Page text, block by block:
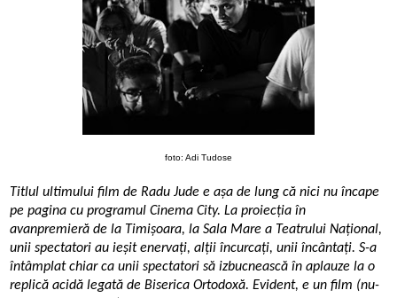
foto: Adi Tudose
Titlul ultimului film de Radu Jude e așa de lung că nici nu încape
pe pagina cu programul Cinema City. La proiecția în
avanpremieră de la Timișoara, la Sala Mare a Teatrului Național,
unii spectatori au ieșit enervați, alții încurcați, unii încântați. S-a
întâmplat chiar ca unii spectatori să izbucnească în aplauze la o
replică acidă legată de Biserica Ortodoxă. Evident, e un film (nu-